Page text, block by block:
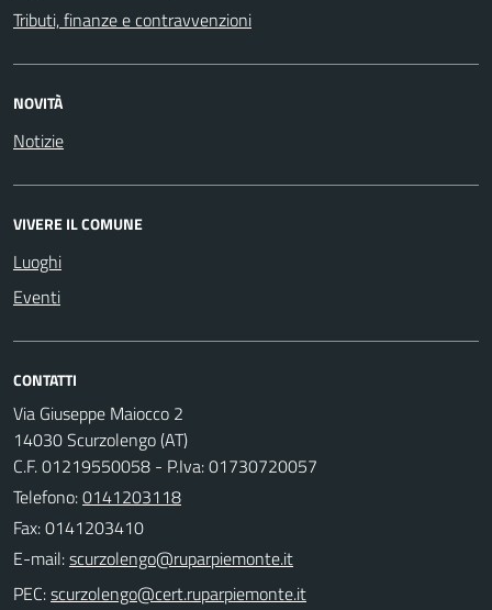
Tributi, finanze e contravvenzioni
NOVITÀ
Notizie
VIVERE IL COMUNE
Luoghi
Eventi
CONTATTI
Via Giuseppe Maiocco 2
14030 Scurzolengo (AT)
C.F. 01219550058 - P.Iva: 01730720057
Telefono:0141203118
Fax: 0141203410
E-mail:
PEC: